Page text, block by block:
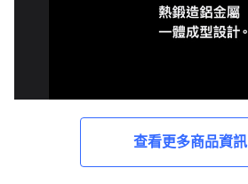
查看更多商品資訊